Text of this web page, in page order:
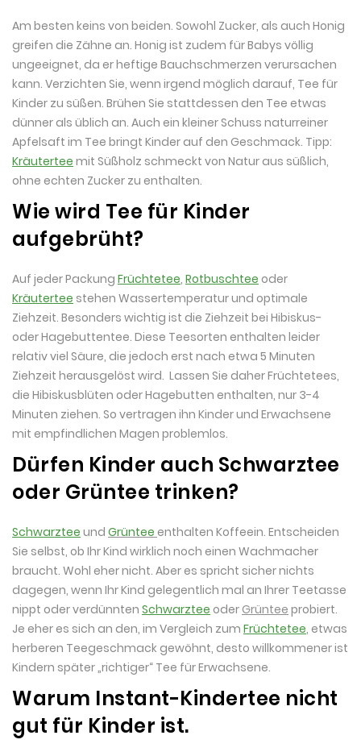
Am besten keins von beiden. Sowohl Zucker, als auch Honig
greifen die Zähne an. Honig ist zudem für Babys völlig
ungeeignet, da er heftige Bauchschmerzen verursachen
kann. Verzichten Sie, wenn irgend möglich darauf, Tee für
Kinder zu süßen. Brühen Sie stattdessen den Tee etwas
dünner als üblich an. Auch ein kleiner Schuss naturreiner
Apfelsaft im Tee bringt Kinder auf den Geschmack. Tipp:
Kräutertee mit Süßholz schmeckt von Natur aus süßlich,
ohne echten Zucker zu enthalten.
Wie wird Tee für Kinder
aufgebrüht?
Auf jeder Packung Früchtetee, Rotbuschtee oder
Kräutertee stehen Wassertemperatur und optimale
Ziehzeit. Besonders wichtig ist die Ziehzeit bei Hibiskus-
oder Hagebuttentee. Diese Teesorten enthalten leider
relativ viel Säure, die jedoch erst nach etwa 5 Minuten
Ziehzeit herausgelöst wird. Lassen Sie daher Früchtetees,
die Hibiskusblüten oder Hagebutten enthalten, nur 3-4
Minuten ziehen. So vertragen ihn Kinder und Erwachsene
mit empfindlichen Magen problemlos.
Dürfen Kinder auch Schwarztee
oder Grüntee trinken?
Schwarztee und Grüntee enthalten Koffeein. Entscheiden
Sie selbst, ob Ihr Kind wirklich noch einen Wachmacher
braucht. Wohl eher nicht. Aber es spricht sicher nichts
dagegen, wenn Ihr Kind gelegentlich mal an Ihrer Teetasse
nippt oder verdünnten Schwarztee oder Grüntee probiert.
Je eher es sich an den, im Vergleich zum Früchtetee, etwas
herberen Teegeschmack gewöhnt, desto willkommener ist
Kindern später „richtiger“ Tee für Erwachsene.
Warum Instant-Kindertee nicht
gut für Kinder ist.